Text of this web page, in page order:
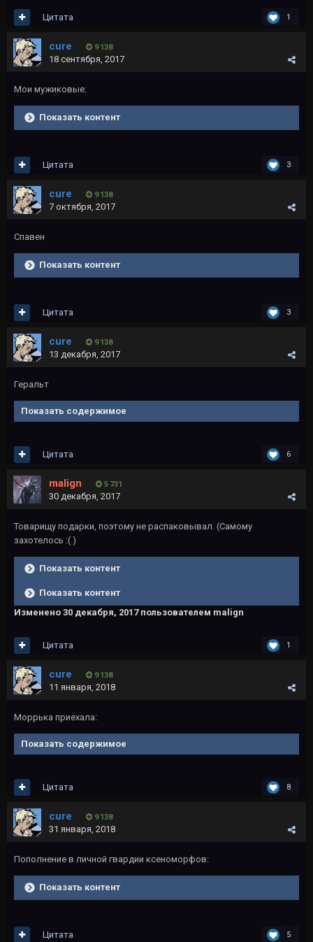
1
Цитата
cure 9 138
18 сентября, 2017
Мои мужиковые:
Показать контент
3
Цитата
cure 9 138
7 октября, 2017
Спавен
Показать контент
3
Цитата
cure 9 138
13 декабря, 2017
Геральт
Показать содержимое
6
Цитата
malign 5 731
30 декабря, 2017
Товарищу подарки, поэтому не распаковывал. (Самому
захотелось :( )
Показать контент
Показать контент
Изменено 30 декабря, 2017пользователем malign
1
Цитата
cure 9 138
11 января, 2018
Моррька приехала:
Показать содержимое
8
Цитата
cure 9 138
31 января, 2018
Пополнение в личной гвардии ксеноморфов:
Показать контент
5
Цитата